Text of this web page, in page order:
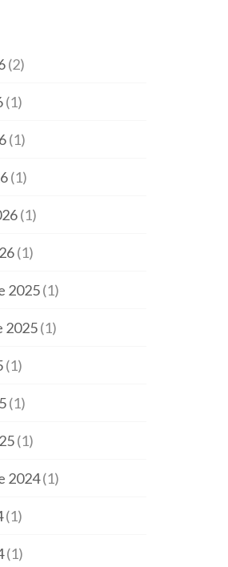
(2)
(1)
(1)
(1)
(1)
(1)
2025(1)
2025(1)
(1)
(1)
(1)
2024(1)
(1)
(1)